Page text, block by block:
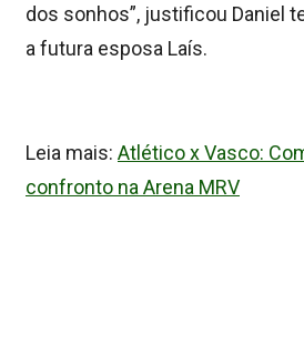
dos sonhos”, justificou Daniel
a futura esposa Laís.
Leia mais: Atlético x Vasco:
confronto na Arena MRV